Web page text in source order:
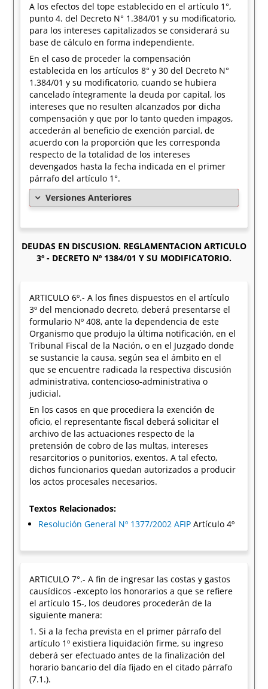
A los efectos del tope establecido en el artículo 1°,
punto 4. del Decreto N° 1.384/01 y su modificatorio,
para los intereses capitalizados se considerará su
base de cálculo en forma independiente.
En el caso de proceder la compensación
establecida en los artículos 8° y 30 del Decreto N°
1.384/01 y su modificatorio, cuando se hubiera
cancelado íntegramente la deuda por capital, los
intereses que no resulten alcanzados por dicha
compensación y que por lo tanto queden impagos,
accederán al beneficio de exención parcial, de
acuerdo con la proporción que les corresponda
respecto de la totalidad de los intereses
devengados hasta la fecha indicada en el primer
párrafo del artículo 1°.
Versiones Anteriores
DEUDAS EN DISCUSION. REGLAMENTACION ARTICULO
3º - DECRETO Nº 1384/01 Y SU MODIFICATORIO.
ARTICULO 6º.- A los fines dispuestos en el artículo
3º del mencionado decreto, deberá presentarse el
formulario Nº 408, ante la dependencia de este
Organismo que produjo la última notificación, en el
Tribunal Fiscal de la Nación, o en el Juzgado donde
se sustancie la causa, según sea el ámbito en el
que se encuentre radicada la respectiva discusión
administrativa, contencioso-administrativa o
judicial.
En los casos en que procediera la exención de
oficio, el representante fiscal deberá solicitar el
archivo de las actuaciones respecto de la
pretensión de cobro de las multas, intereses
resarcitorios o punitorios, exentos. A tal efecto,
dichos funcionarios quedan autorizados a producir
los actos procesales necesarios.
Textos Relacionados:
Resolución General Nº 1377/2002 AFIP Artículo 4º
ARTICULO 7°.- A fin de ingresar las costas y gastos
causídicos -excepto los honorarios a que se refiere
el artículo 15-, los deudores procederán de la
siguiente manera:
1. Si a la fecha prevista en el primer párrafo del
artículo 1º existiera liquidación firme, su ingreso
deberá ser efectuado antes de la finalización del
horario bancario del día fijado en el citado párrafo
(7.1.).